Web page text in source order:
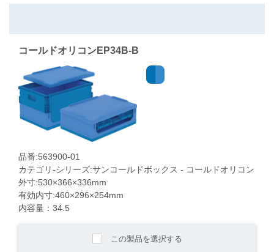
コールドオリコンEP34B-B
品番:563900-01
カテゴリ-シリーズ:サンコールドボックス - コールドオリコン
外寸:530×366×336mm
有効内寸:460×296×254mm
内容量：34.5
この製品を選択する